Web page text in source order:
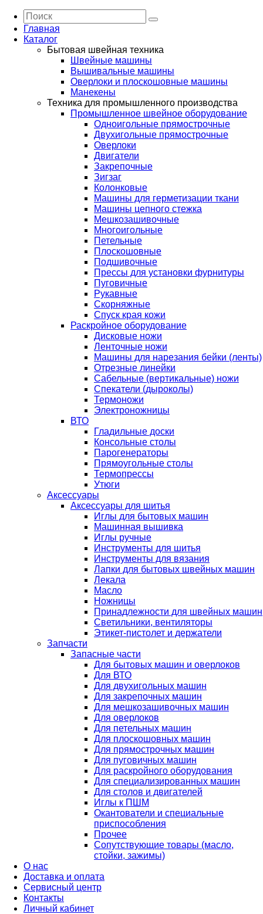
Главная
Каталог
Бытовая швейная техника
Швейные машины
Вышивальные машины
Оверлоки и плоскошовные машины
Манекены
Техника для промышленного производства
Промышленное швейное оборудование
Одноигольные прямострочные
Двухигольные прямострочные
Оверлоки
Двигатели
Закрепочные
Зигзаг
Колонковые
Машины для герметизации ткани
Машины цепного стежка
Мешкозашивочные
Многоигольные
Петельные
Плоскошовные
Подшивочные
Прессы для установки фурнитуры
Пуговичные
Рукавные
Скорняжные
Спуск края кожи
Раскройное оборудование
Дисковые ножи
Ленточные ножи
Машины для нарезания бейки (ленты)
Отрезные линейки
Сабельные (вертикальные) ножи
Спекатели (дыроколы)
Термоножи
Электроножницы
ВТО
Гладильные доски
Консольные столы
Парогенераторы
Прямоугольные столы
Термопрессы
Утюги
Аксессуары
Аксессуары для шитья
Иглы для бытовых машин
Машинная вышивка
Иглы ручные
Инструменты для шитья
Инструменты для вязания
Лапки для бытовых швейных машин
Лекала
Масло
Ножницы
Принадлежности для швейных машин
Светильники, вентиляторы
Этикет-пистолет и держатели
Запчасти
Запасные части
Для бытовых машин и оверлоков
Для ВТО
Для двухигольных машин
Для закрепочных машин
Для мешкозашивочных машин
Для оверлоков
Для петельных машин
Для плоскошовных машин
Для прямострочных машин
Для пуговичных машин
Для раскройного оборудования
Для специализированных машин
Для столов и двигателей
Иглы к ПШМ
Окантователи и специальные
приспособления
Прочее
Сопутствующие товары (масло,
стойки, зажимы)
О нас
Доставка и оплата
Сервисный центр
Контакты
Личный кабинет